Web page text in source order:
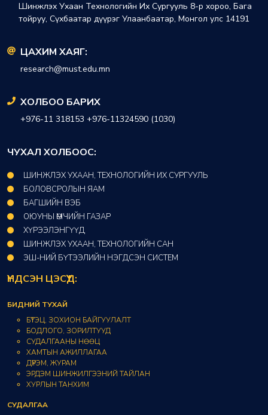
Шинжлэх Ухаан Технологийн Их Сургууль 8-р хороо, Бага
тойруу, Сүхбаатар дүүрэг Улаанбаатар, Монгол улс 14191
ЦАХИМ ХАЯГ:
research@must.edu.mn
ХОЛБОО БАРИХ
+976-11 318153 +976-11324590 (1030)
ЧУХАЛ ХОЛБООС:
ШИНЖЛЭХ УХААН, ТЕХНОЛОГИЙН ИХ СУРГУУЛЬ
БОЛОВСРОЛЫН ЯАМ
БАГШИЙН ВЭБ
ОЮУНЫ ӨМЧИЙН ГАЗАР​
ХҮРЭЭЛЭНГҮҮД​
ШИНЖЛЭХ УХААН, ТЕХНОЛОГИЙН САН​
ЭШ-НИЙ БҮТЭЭЛИЙН НЭГДСЭН СИСТЕМ
ҮНДСЭН ЦЭСҮҮД:
БИДНИЙ ТУХАЙ
БҮТЭЦ, ЗОХИОН БАЙГУУЛАЛТ
БОДЛОГО, ЗОРИЛТУУД
СУДАЛГААНЫ НӨӨЦ
ХАМТЫН АЖИЛЛАГАА
ДҮРЭМ, ЖУРАМ
ЭРДЭМ ШИНЖИЛГЭЭНИЙ ТАЙЛАН
ХУРЛЫН ТАНХИМ
СУДАЛГАА